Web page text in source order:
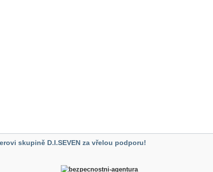
skupině D.I.SEVEN za vřelou podporu!